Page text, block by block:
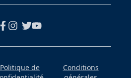
Politique de
Conditions